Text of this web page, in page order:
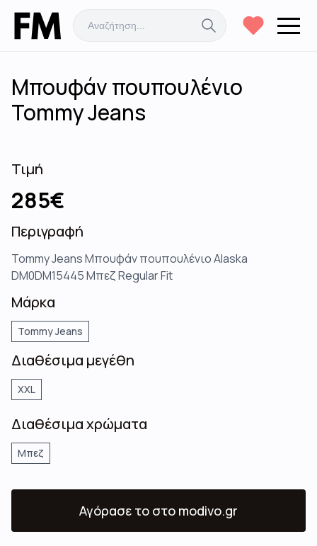
Μπουφάν πουπουλένιο
Tommy Jeans
Τιμή
285€
Περιγραφή
Tommy Jeans Μπουφάν πουπουλένιο Alaska
DM0DM15445 Μπεζ Regular Fit
Μάρκα
Tommy Jeans
Διαθέσιμα μεγέθη
XXL
Διαθέσιμα χρώματα
Μπεζ
Αγόρασε το στο modivo.gr